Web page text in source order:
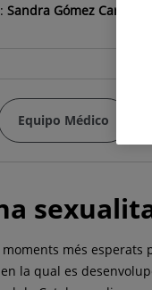
Sandra Gómez Carballo
Equipo Médico
més
la qual es